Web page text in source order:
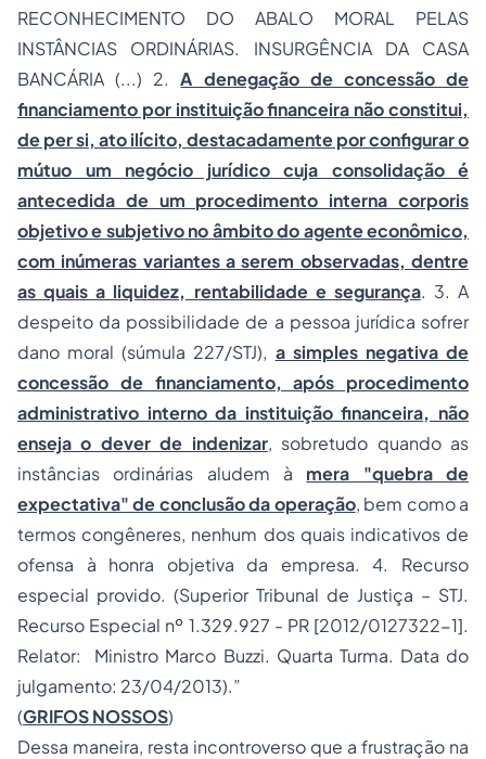
RECONHECIMENTO DO ABALO MORAL PELAS
INSTÂNCIAS ORDINÁRIAS. INSURGÊNCIA DA CASA
BANCÁRIA (...) 2.A denegação de concessão de
financiamento por instituição financeira não constitui,
de per si, ato ilícito, destacadamente por configurar o
mútuo um negócio jurídico cuja consolidação é
antecedida de um procedimento interna corporis
objetivo e subjetivo no âmbito do agente econômico,
com inúmeras variantes a serem observadas, dentre
as quais a liquidez, rentabilidade e segurança. 3. A
despeito da possibilidade de a pessoa jurídica sofrer
dano moral (súmula 227/STJ), a simples negativa de
concessão de financiamento, após procedimento
administrativo interno da instituição financeira, não
enseja o dever de indenizar, sobretudo quando as
instâncias ordinárias aludem à mera "quebra de
expectativa" de conclusão da operação, bem como a
termos congêneres, nenhum dos quais indicativos de
ofensa à honra objetiva da empresa. 4. Recurso
especial provido. (Superior Tribunal de Justiça – STJ.
Recurso Especial nº 1.329.927 - PR [2012/0127322-1].
Relator: Ministro Marco Buzzi. Quarta Turma. Data do
julgamento: 23/04/2013).”
(GRIFOS NOSSOS)
Dessa maneira, resta incontroverso que a frustração na